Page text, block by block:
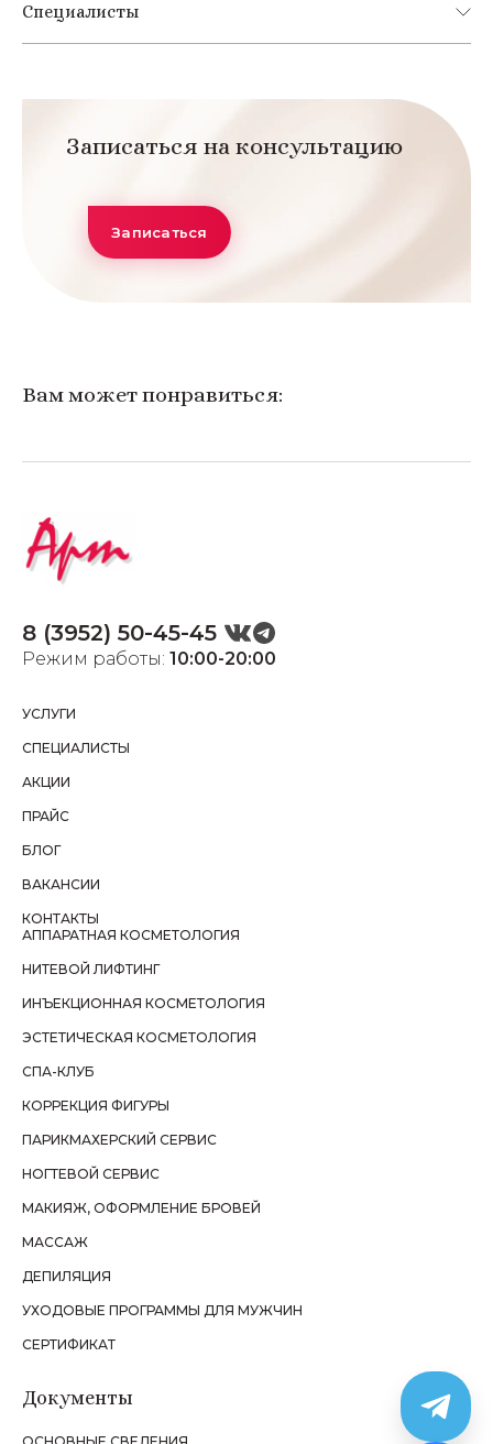
Специалисты
Записаться на консультацию
Записаться
Вам может понравиться:
Режим работы: 10:00-20:00
8 (3952) 50-45-45
УСЛУГИ
СПЕЦИАЛИСТЫ
АКЦИИ
ПРАЙС
БЛОГ
ВАКАНСИИ
КОНТАКТЫ
АППАРАТНАЯ КОСМЕТОЛОГИЯ
НИТЕВОЙ ЛИФТИНГ
ИНЪЕКЦИОННАЯ КОСМЕТОЛОГИЯ
ЭСТЕТИЧЕСКАЯ КОСМЕТОЛОГИЯ
СПА-КЛУБ
КОРРЕКЦИЯ ФИГУРЫ
ПАРИКМАХЕРСКИЙ СЕРВИС
НОГТЕВОЙ СЕРВИС
МАКИЯЖ, ОФОРМЛЕНИЕ БРОВЕЙ
МАССАЖ
ДЕПИЛЯЦИЯ
УХОДОВЫЕ ПРОГРАММЫ ДЛЯ МУЖЧИН
СЕРТИФИКАТ
Документы